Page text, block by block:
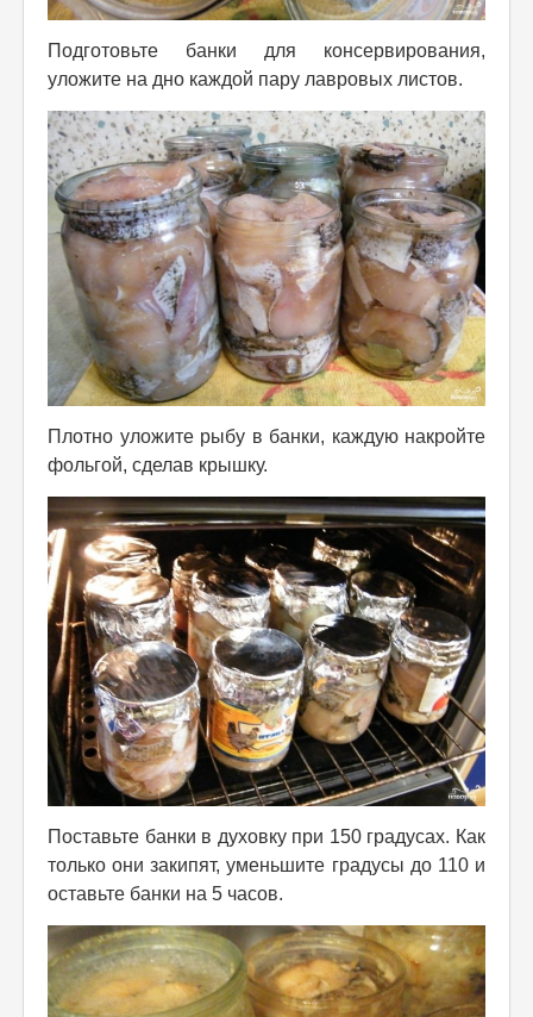
Подготовьте банки для консервирования,
уложите на дно каждой пару лавровых листов.
Плотно уложите рыбу в банки, каждую накройте
фольгой, сделав крышку.
Поставьте банки в духовку при 150 градусах. Как
только они закипят, уменьшите градусы до 110 и
оставьте банки на 5 часов.